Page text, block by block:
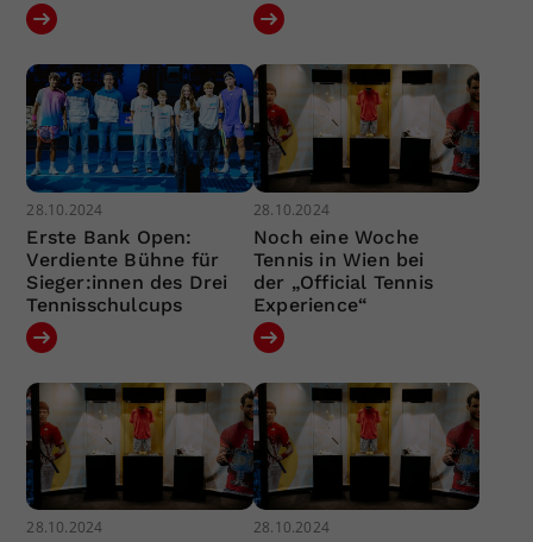
28.10.2024
Erste Bank Open:
Verdiente Bühne für
Sieger:innen des Drei
Tennisschulcups
28.10.2024
Noch eine Woche
Tennis in Wien bei
der „Official Tennis
Experience“
28.10.2024 28.10.2024